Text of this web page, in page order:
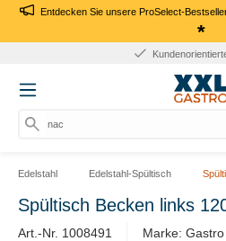
Entdecken Sie unsere ProSelect-
*
nach
Edelstahl Edelstahl-Spültisch
Spültisch Becken links
Art.-Nr. 1008491 Marke: Gastro